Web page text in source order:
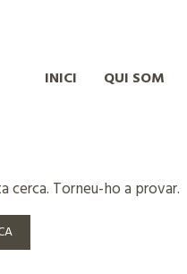
INICI QUI SOM
cerca. Torneu-ho a provar.